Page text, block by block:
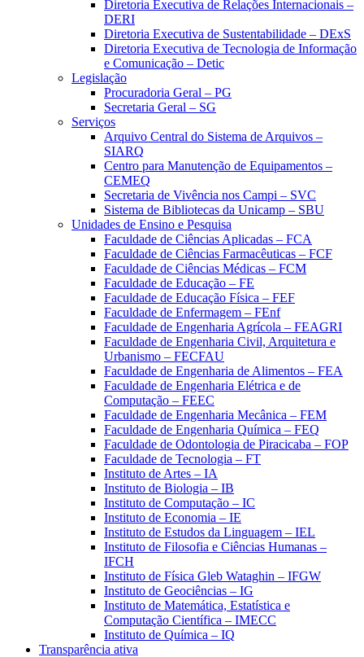
Diretoria Executiva de Relações Internacionais –
DERI
Diretoria Executiva de Sustentabilidade – DExS
Diretoria Executiva de Tecnologia de Informação
e Comunicação – Detic
Legislação
Procuradoria Geral – PG
Secretaria Geral – SG
Serviços
Arquivo Central do Sistema de Arquivos –
SIARQ
Centro para Manutenção de Equipamentos –
CEMEQ
Secretaria de Vivência nos Campi – SVC
Sistema de Bibliotecas da Unicamp – SBU
Unidades de Ensino e Pesquisa
Faculdade de Ciências Aplicadas – FCA
Faculdade de Ciências Farmacêuticas – FCF
Faculdade de Ciências Médicas – FCM
Faculdade de Educação – FE
Faculdade de Educação Física – FEF
Faculdade de Enfermagem – FEnf
Faculdade de Engenharia Agrícola – FEAGRI
Faculdade de Engenharia Civil, Arquitetura e
Urbanismo – FECFAU
Faculdade de Engenharia de Alimentos – FEA
Faculdade de Engenharia Elétrica e de
Computação – FEEC
Faculdade de Engenharia Mecânica – FEM
Faculdade de Engenharia Química – FEQ
Faculdade de Odontologia de Piracicaba – FOP
Faculdade de Tecnologia – FT
Instituto de Artes – IA
Instituto de Biologia – IB
Instituto de Computação – IC
Instituto de Economia – IE
Instituto de Estudos da Linguagem – IEL
Instituto de Filosofia e Ciências Humanas –
IFCH
Instituto de Física Gleb Wataghin – IFGW
Instituto de Geociências – IG
Instituto de Matemática, Estatística e
Computação Científica – IMECC
Instituto de Química – IQ
Transparência ativa